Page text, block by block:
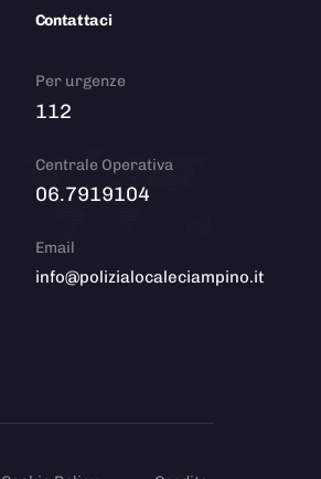
Contattaci
Per urgenze
112
Centrale Operativa
06.7919104
Email
info@polizialocaleciampino.it